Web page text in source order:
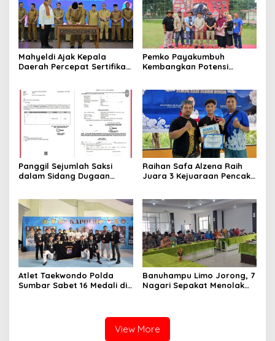
Mahyeldi Ajak Kepala
Daerah Percepat Sertifikasi
Nasional
Pemko Payakumbuh
Kembangkan Potensi
Melalui Kontes Kambing PE
Wali Kota Cup 2026
Panggil Sejumlah Saksi
dalam Sidang Dugaan
Raihan Safa Alzena Raih
Juara 3 Kejuaraan Pencak
Atlet Taekwondo Polda
Sumbar Sabet 16 Medali di
Banuhampu Limo Jorong, 7
Nagari Sepakat Menolak
View More